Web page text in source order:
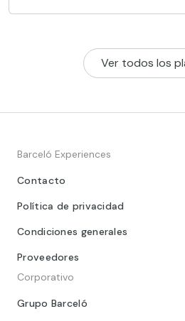
la comarca de El Bierzo.
Ver todos los
Barceló Experiences
Contacto
Política de privacidad
Condiciones generales
Proveedores
Corporativo
Grupo Barceló